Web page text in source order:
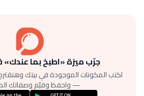
جرّب ميزة «اطبخ بما عندك»
اكتب المكونات الموجودة في بيتك
— واحفظ وقيّم وصفاتك